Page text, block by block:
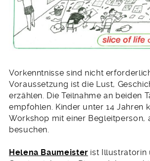
Vorkenntnisse sind nicht
Voraussetzung ist die Lust,
erzählen. Die Teilnahme an beiden
empfohlen. Kinder unter 14 Jahren
Workshop mit einer Begleitperson,
besuchen.
Helena Baumeister ist Illustratorin